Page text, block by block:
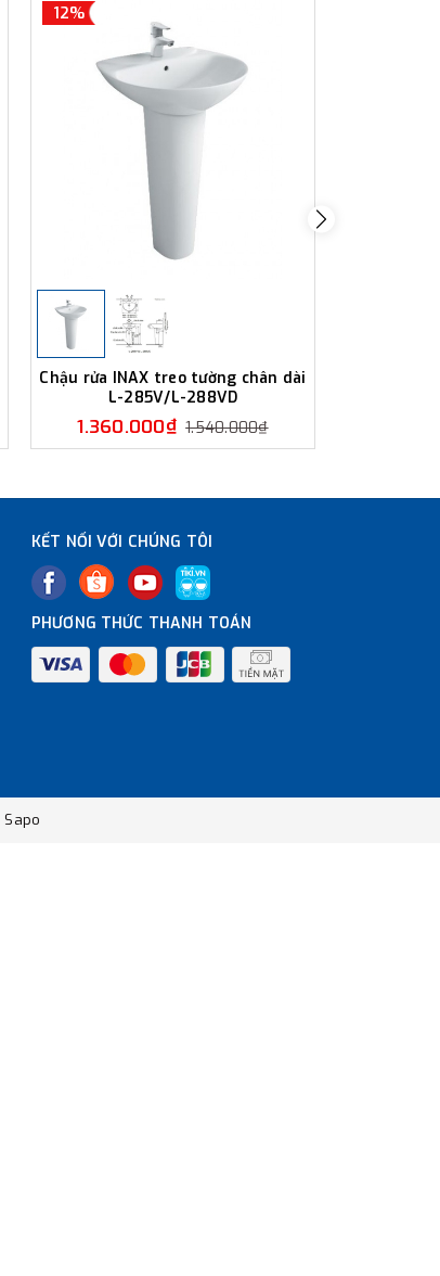
12%
Chậu rửa INAX treo tường chân dài
L-285V/L-288VD
1.360.000₫ 1.540.000₫
KẾT NỐI VỚI CHÚNG TÔI
PHƯƠNG THỨC THANH TOÁN
Sapo